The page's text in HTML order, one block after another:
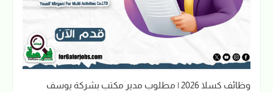
وظائف كسلا 2026 | مطلوب مدير مكتب بشركة يوسف